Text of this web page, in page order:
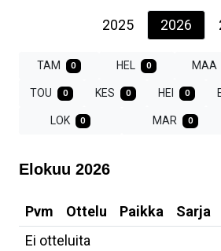
2025 2026
TAM 0 HEL 0 MAA
TOU 0 KES 0 HEI 0
LOK 0 MAR 0
Elokuu 2026
Pvm Ottelu Paikka Sarja
Ei otteluita